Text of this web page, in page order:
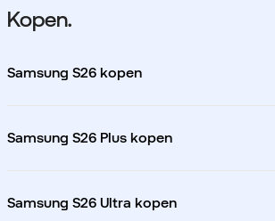
Kopen.
Samsung S26 kopen
Samsung S26 Plus kopen
Samsung S26 Ultra kopen